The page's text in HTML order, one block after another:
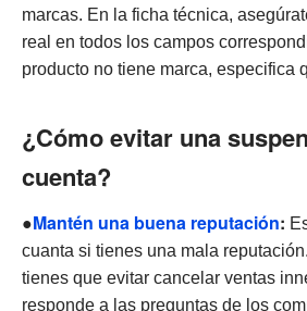
marcas. En la ficha técnica,
real en todos los campos
producto no tiene marca, especifica
¿Cómo evitar una
cuenta?
●Mantén una buena reputación:
cuanta si tienes una mala
tienes que evitar cancelar ventas
responde a las preguntas de los